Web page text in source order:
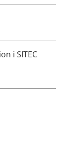
i SITEC